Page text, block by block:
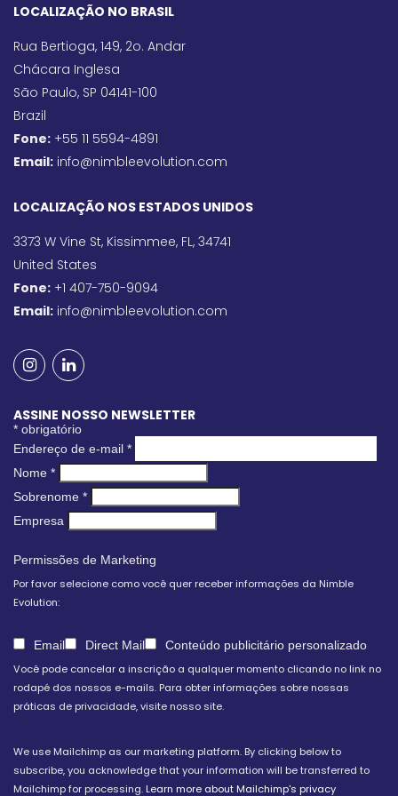
LOCALIZAÇÃO NO BRASIL
Rua Bertioga, 149, 2o. Andar
Chácara Inglesa
São Paulo, SP 04141-100
Brazil
Fone: +55 11 5594-4891
Email: info@nimbleevolution.com
LOCALIZAÇÃO NOS ESTADOS UNIDOS
3373 W Vine St, Kissimmee, FL, 34741
United States
Fone: +1 407-750-9094
Email: info@nimbleevolution.com
ASSINE NOSSO NEWSLETTER
* obrigatório
Endereço de e-mail *
Nome *
Sobrenome *
Empresa
Permissões de Marketing
Por favor selecione como você quer receber informações da Nimble
Evolution:
Email Direct Mail
Conteúdo publicitário personalizado
Você pode cancelar a inscrição a qualquer momento clicando no link no
rodapé dos nossos e-mails. Para obter informações sobre nossas
práticas de privacidade, visite nosso site.
We use Mailchimp as our marketing platform. By clicking below to
subscribe, you acknowledge that your information will be transferred to
Mailchimp for processing.Learn more about Mailchimp's privacy